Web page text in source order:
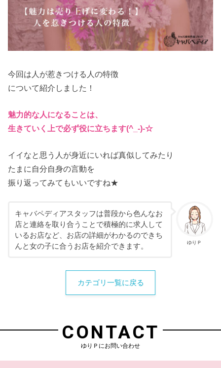
今回は人が惹きつける人の特徴
について紹介しました！
魅力的な人になることは、
生きていく上で必ず役に立ちます(^_-)-☆
イイなと思う人が身近にいれば真似してみたり
たまに自分自身の言動を
振り返ってみてもいいですね★
ゆりＰ
キャバペディアスタッフは普段から色んなお
店と連絡を取り合うことで積極的に求人して
いるお店など、お店の詳細がわかるのできち
んと女の子に合うお店を紹介できます。
カテゴリ一覧に戻る
CONTACT
ゆりＰにお問い合わせ